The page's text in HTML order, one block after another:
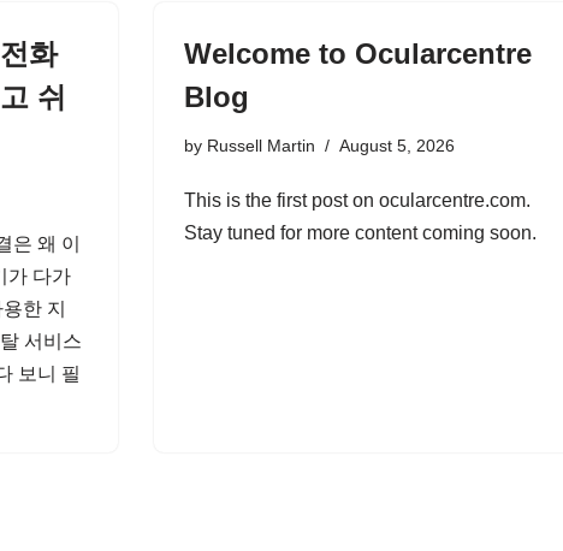
화
쉬
은 왜 이
가 다가
한 지
서비스
보니 필
Welcome to Ocularcentre
Blog
by Russell Martin August 5, 2026
This is the first post on ocularcentre.com.
Stay tuned for more content coming soon.